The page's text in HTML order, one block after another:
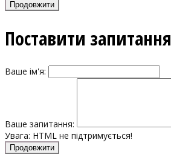
Продовжити
Поставити запитання
Ваше ім'я:
Ваше запитання:
Увага: HTML не підтримується!
Продовжити